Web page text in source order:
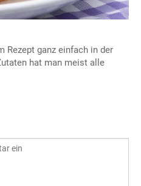
Rezept ganz einfach in der
hat man meist alle